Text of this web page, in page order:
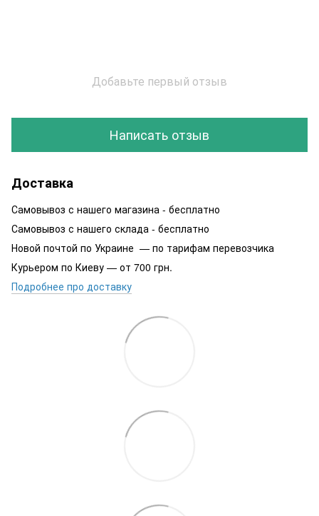
Добавьте первый отзыв
Написать отзыв
Доставка
Самовывоз с нашего магазина - бесплатно
Самовывоз с нашего склада - бесплатно
Новой почтой по Украине — по тарифам перевозчика
Курьером по Киеву — от 700 грн.
Подробнее про доставку